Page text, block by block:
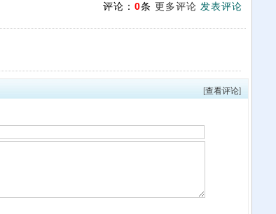
评论： 0条 更多评论 发表评论
[查看评论]